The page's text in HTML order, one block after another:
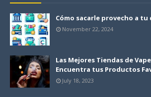
Cómo sacarle provecho a
November 22, 2024
Las Mejores Tiendas de
Encuentra tus Productos
July 18, 2023